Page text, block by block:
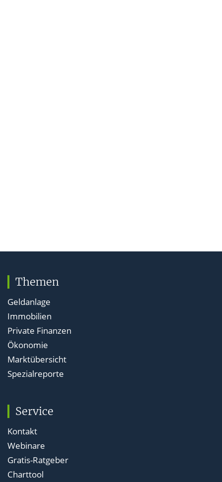
Themen
Geldanlage
Immobilien
Private Finanzen
Ökonomie
Marktübersicht
Spezialreporte
Service
Kontakt
Webinare
Gratis-Ratgeber
Charttool